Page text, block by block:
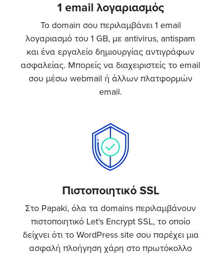
1 email λογαριασμός
Το domain σου περιλαμβάνει 1 email
λογαριασμό του 1 GB, με antivirus, antispam
και ένα εργαλείο δημιουργίας αντιγράφων
ασφαλείας. Μπορείς να διαχειριστείς το email
σου μέσω webmail ή άλλων πλατφορμών
email.
Πιστοποιητικό SSL
Στο Papaki, όλα τα domains περιλαμβάνουν
πιστοποιητικό Let's Encrypt SSL, το οποίο
δείχνει ότι το WordPress site σου παρέχει μια
ασφαλή πλοήγηση χάρη στο πρωτόκολλο